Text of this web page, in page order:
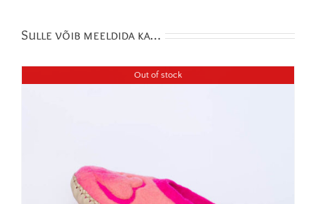
Sulle võib meeldida ka…
Out of stock